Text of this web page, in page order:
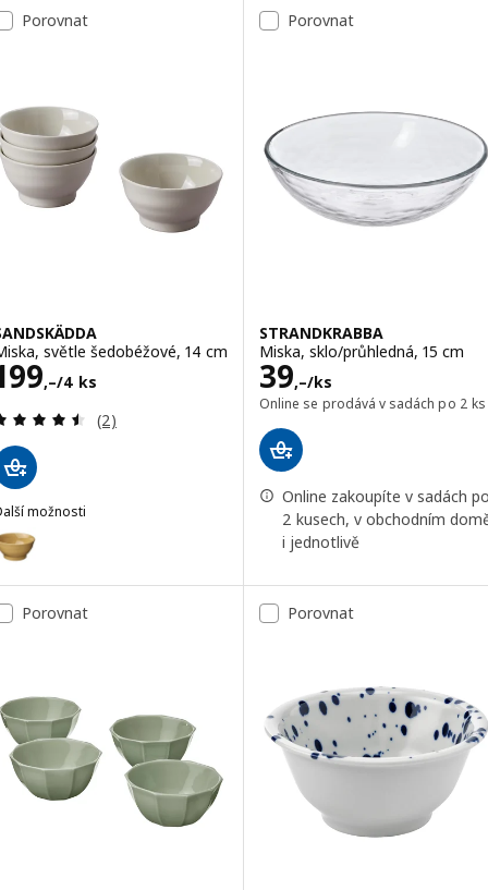
Porovnat
světle šedobéžové, 14 cm
,–/4 ks
199,–/4 ks
Recenze: 4.5 z 5 hvězdy. Celkem recenzí:
(2)
možnosti
SANDSKÄDDA, Miska, žlutá, 14 cm
Porovnat
STRANDKRABBA
Miska, sklo/průhledná, 15 cm
39,–/ks
Cena 39,–/ks
Online se prodává v sadách po 2 ks
Online zakoupíte v sadách
2 kusech, v obchodním
i jednotlivě
Porovnat Porovnat